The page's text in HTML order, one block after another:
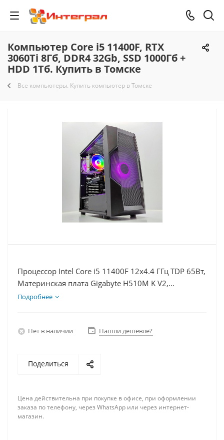
Компьютер Core i5 11400F, RTX
3060Ti 8Гб, DDR4 32Gb, SSD 1000Гб +
HDD 1Тб. Купить в Томске
Все компьютеры. Купить компьютер в Томске
Процессор Intel Core i5 11400F 12x4.4 ГГц TDP 65Вт,
Материнская плата Gigabyte H510M K V2,
Видеокарта RTX 3060Ti 8Гб, Память DDR4 32Gb,
Подробнее
Нет в наличии Нашли дешевле?
Поделиться
Цена действительна при покупке в офисе, при оформлении
заказа по телефону, через WhatsApp или через интернет-
магазин.